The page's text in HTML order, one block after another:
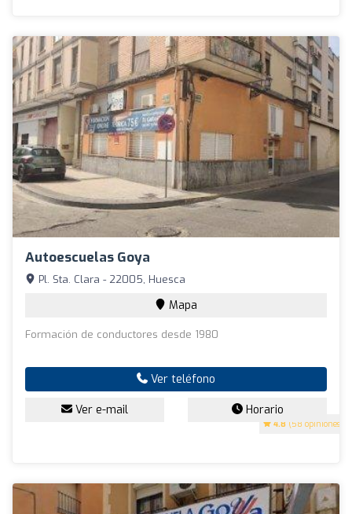
Autoescuelas Goya
4.8 (58 opiniones)
Pl. Sta. Clara - 22005, Huesca
Mapa
Formación de conductores desde 1980
Ver teléfono
Ver e-mail Horario